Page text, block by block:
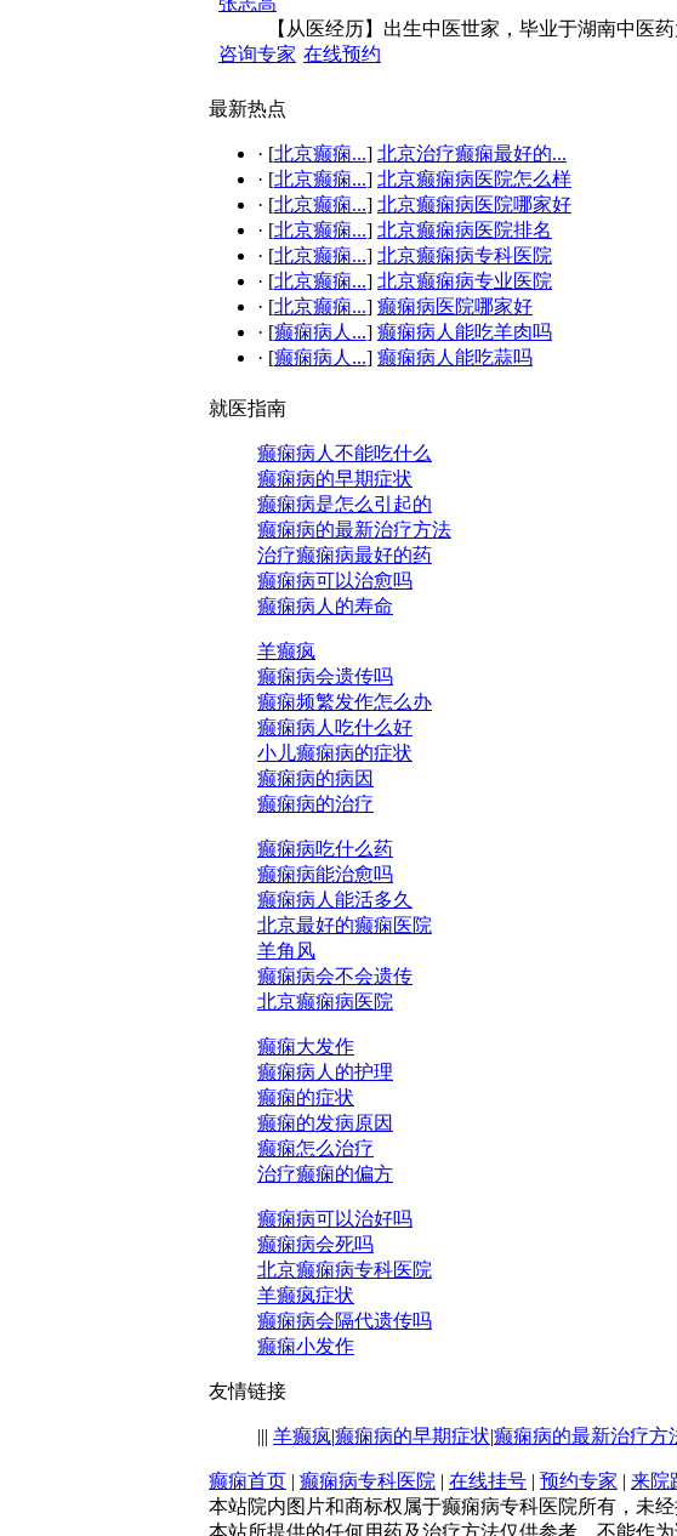
【从医经历】出生中医世家，毕业于湖南中医
咨询专家 在线预约
最新热点
· [北京癫痫...] 北京治疗癫痫最好的...
· [北京癫痫...] 北京癫痫病医院怎么样
· [北京癫痫...] 北京癫痫病医院哪家好
· [北京癫痫...] 北京癫痫病医院排名
· [北京癫痫...] 北京癫痫病专科医院
· [北京癫痫...] 北京癫痫病专业医院
· [北京癫痫...] 癫痫病医院哪家好
· [癫痫病人...] 癫痫病人能吃羊肉吗
· [癫痫病人...] 癫痫病人能吃蒜吗
就医指南
癫痫病人不能吃什么
癫痫病的早期症状
癫痫病是怎么引起的
癫痫病的最新治疗方法
治疗癫痫病最好的药
癫痫病可以治愈吗
癫痫病人的寿命
羊癫疯
癫痫病会遗传吗
癫痫频繁发作怎么办
癫痫病人吃什么好
小儿癫痫病的症状
癫痫病的病因
癫痫病的治疗
癫痫病吃什么药
癫痫病能治愈吗
癫痫病人能活多久
北京最好的癫痫医院
羊角风
癫痫病会不会遗传
北京癫痫病医院
癫痫大发作
癫痫病人的护理
癫痫的症状
癫痫的发病原因
癫痫怎么治疗
治疗癫痫的偏方
癫痫病可以治好吗
癫痫病会死吗
北京癫痫病专科医院
羊癫疯症状
癫痫病会隔代遗传吗
癫痫小发作
友情链接
||| 羊癫疯|癫痫病的早期症状|癫痫病的最新治疗方
癫痫首页 | 癫痫病专科医院 | 在线挂号 | 预约专家 | 来院
本站院内图片和商标权属于癫痫病专科医院所有，未
本站所提供的任何用药及治疗方法仅供参考，不能作